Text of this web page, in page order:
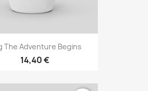
The Adventure Begins
14,40 €